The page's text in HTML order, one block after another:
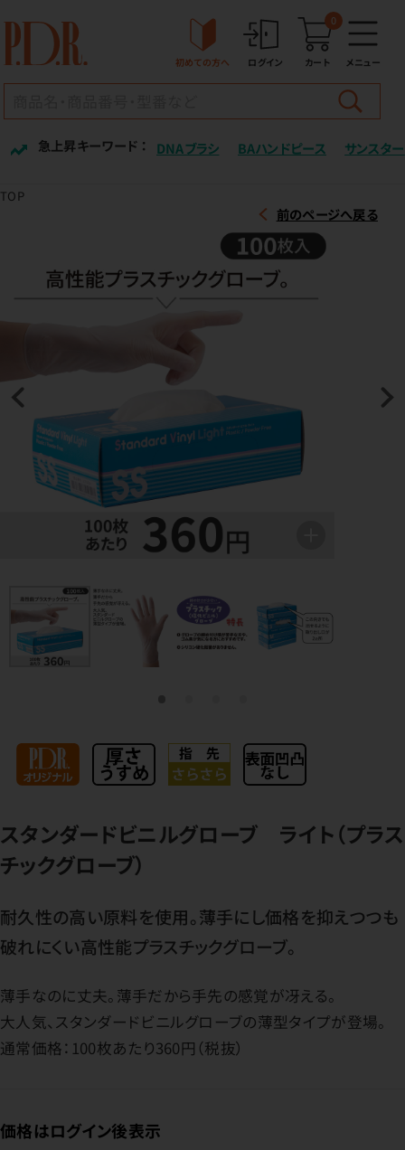
初めての方へ ログイン カート
0
メニュー
急上昇キーワード ： DNAブラシ BAハンドピース サンスター
TOP
前のページへ戻る
スタンダードビニルグローブ ライト（プラス
チックグローブ）
耐久性の高い原料を使用。薄手にし価格を抑えつつも
破れにくい高性能プラスチックグローブ。
薄手なのに丈夫。薄手だから手先の感覚が冴える。
大人気、スタンダードビニルグローブの薄型タイプが登場。
通常価格：100枚あたり360円（税抜）
価格はログイン後表示